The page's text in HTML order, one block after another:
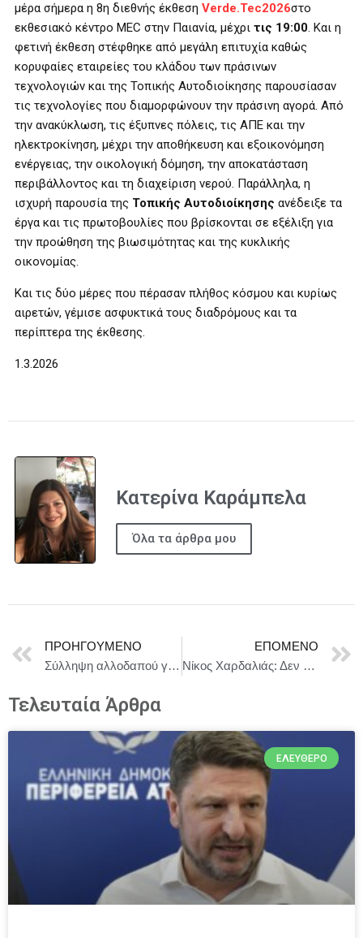
μέρα σήμερα η 8η διεθνής έκθεση Verde.Tec2026στο
εκθεσιακό κέντρο MEC στην Παιανία, μέχρι τις 19:00. Και η
φετινή έκθεση στέφθηκε από μεγάλη επιτυχία καθώς
κορυφαίες εταιρείες του κλάδου των πράσινων
τεχνολογιών και της Τοπικής Αυτοδιοίκησης παρουσίασαν
τις τεχνολογίες που διαμορφώνουν την πράσινη αγορά. Από
την ανακύκλωση, τις έξυπνες πόλεις, τις ΑΠΕ και την
ηλεκτροκίνηση, μέχρι την αποθήκευση και εξοικονόμηση
ενέργειας, την οικολογική δόμηση, την αποκατάσταση
περιβάλλοντος και τη διαχείριση νερού. Παράλληλα, η
ισχυρή παρουσία της Τοπικής Αυτοδιοίκησης ανέδειξε τα
έργα και τις πρωτοβουλίες που βρίσκονται σε εξέλιξη για
την προώθηση της βιωσιμότητας και της κυκλικής
οικονομίας.
Και τις δύο μέρες που πέρασαν πλήθος κόσμου και κυρίως
αιρετών, γέμισε ασφυκτικά τους διαδρόμους και τα
περίπτερα της έκθεσης.
1.3.2026
Κατερίνα Καράμπελα
Όλα τα άρθρα μου
ΠΡΟΗΓΟΎΜΕΝΟ
Σύλληψη αλλοδαπού για ναρκωτικά στη Σάμο
ΕΠΌΜΕΝΟ
Νίκος Χαρδαλιάς: Δεν σταματάμε, η προστασία της δημόσιας υγείας δεν είναι διαπραγματεύσιμη.
Τελευταία Άρθρα
ΕΛΕΎΘΕΡΟ